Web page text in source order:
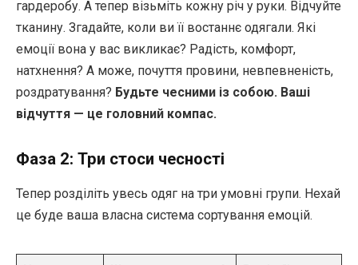
гардеробу. А тепер візьміть кожну річ у руки. Відчуйте
тканину. Згадайте, коли ви її востаннє одягали. Які
емоції вона у вас викликає? Радість, комфорт,
натхнення? А може, почуття провини, невпевненість,
роздратування? Будьте чесними із собою. Ваші
відчуття — це головний компас.
Фаза 2: Три стоси чесності
Тепер розділіть увесь одяг на три умовні групи. Нехай
це буде ваша власна система сортування емоцій.